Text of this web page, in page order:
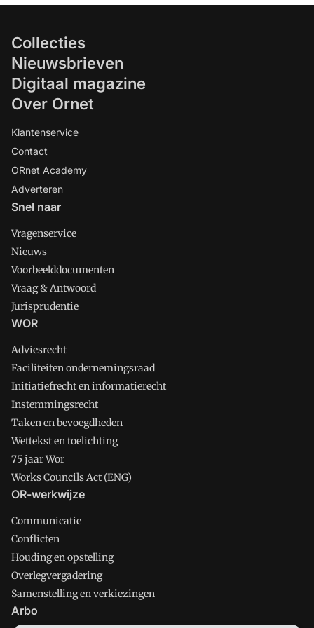
Collecties
Nieuwsbrieven
Digitaal magazine
Over Ornet
Klantenservice
Contact
ORnet Academy
Adverteren
Snel naar
Vragenservice
Nieuws
Voorbeelddocumenten
Vraag & Antwoord
Jurisprudentie
WOR
Adviesrecht
Faciliteiten ondernemingsraad
Initiatiefrecht en informatierecht
Instemmingsrecht
Taken en bevoegdheden
Wettekst en toelichting
75 jaar Wor
Works Councils Act (ENG)
OR-werkwijze
Communicatie
Conflicten
Houding en opstelling
Overlegvergadering
Samenstelling en verkiezingen
Arbo